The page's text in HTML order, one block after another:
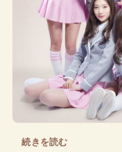
続きを読む